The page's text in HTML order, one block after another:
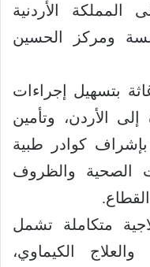
الأردنية
ومركز الحسين
بتسهيل إجراءات
الأردن، وتأمين
بإشراف كوادر طبية
الصحية والظروف
متكاملة تشمل
الكيماوي،